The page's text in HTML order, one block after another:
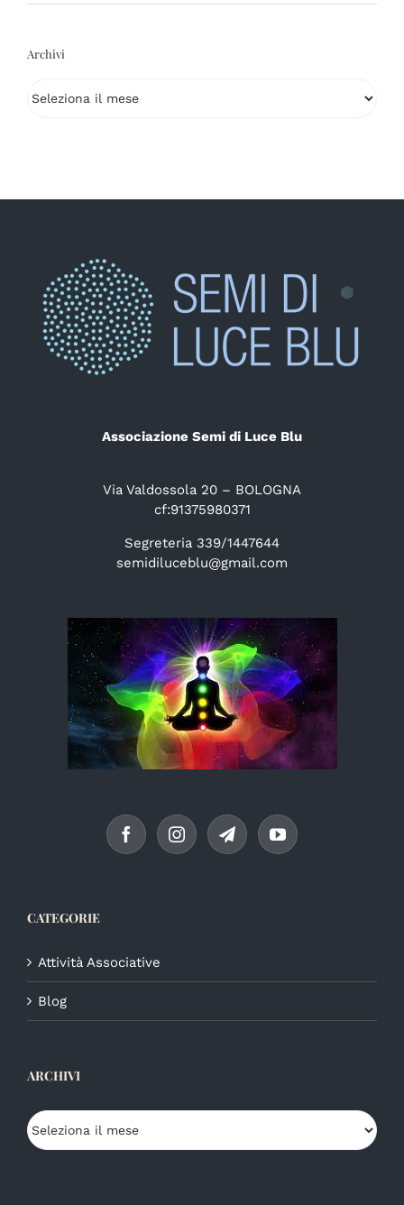
Archivi
Associazione Semi di Luce Blu
Via Valdossola 20 – BOLOGNA
cf:91375980371
Segreteria 339/1447644
semidiluceblu@gmail.com
CATEGORIE
Attività Associative
Blog
ARCHIVI
Archivi